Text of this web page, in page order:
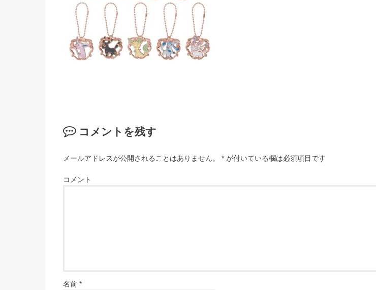
コメントを残す
メールアドレスが公開されることはありません。 * が付いている欄は必須項目です
コメント
名前 *